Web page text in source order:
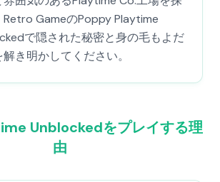
Retro GameのPoppy Playtime
で隠された秘密と身の毛もよだ
き明かしてください。
Unblockedをプレイする理
由